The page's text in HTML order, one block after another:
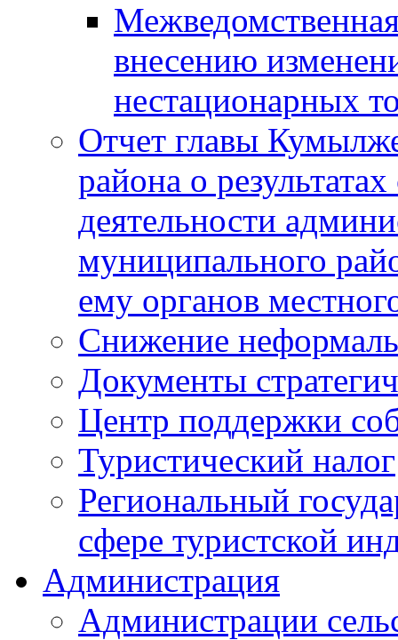
внесению
нестационарных
Отчет главы
района о
деятельности
муниципального
ему органов
Снижение
Документы
Центр поддержки
Туристический налог
Региональный
сфере туристской
Администрация
Администрации